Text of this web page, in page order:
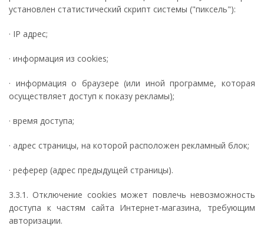
установлен статистический скрипт системы ("пиксель"):
· IP адрес;
· информация из cookies;
· информация о браузере (или иной программе, которая
осуществляет доступ к показу рекламы);
· время доступа;
· адрес страницы, на которой расположен рекламный блок;
· реферер (адрес предыдущей страницы).
3.3.1. Отключение cookies может повлечь невозможность
доступа к частям сайта Интернет-магазина, требующим
авторизации.